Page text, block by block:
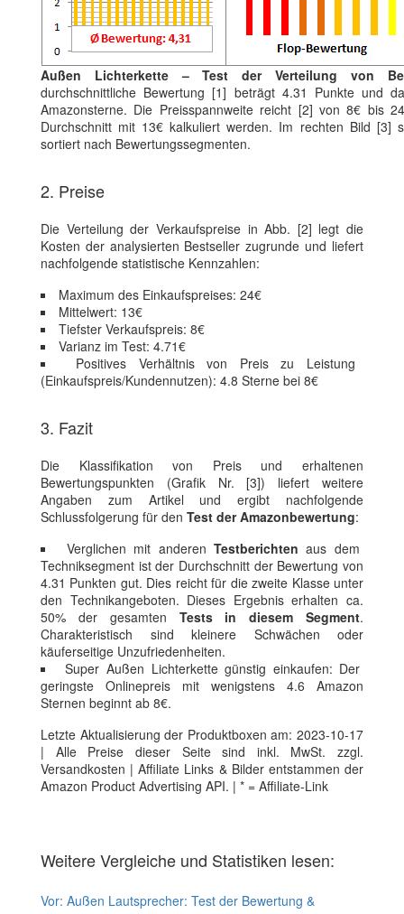
Außen Lichterkette – Test der Verteilung von
durchschnittliche Bewertung [1] beträgt 4.31 Punkte und
Amazonsterne. Die Preisspannweite reicht [2] von 8€ bis
Durchschnitt mit 13€ kalkuliert werden. Im rechten Bild [3]
sortiert nach Bewertungssegmenten.
2. Preise
Die Verteilung der Verkaufspreise in Abb. [2] legt die
Kosten der analysierten Bestseller zugrunde und liefert
nachfolgende statistische Kennzahlen:
Maximum des Einkaufspreises: 24€
Mittelwert: 13€
Tiefster Verkaufspreis: 8€
Varianz im Test: 4.71€
Positives Verhältnis von Preis zu Leistung
(Einkaufspreis/Kundennutzen): 4.8 Sterne bei 8€
3. Fazit
Die Klassifikation von Preis und erhaltenen
Bewertungspunkten (Grafik Nr. [3]) liefert weitere
Angaben zum Artikel und ergibt nachfolgende
Schlussfolgerung für den Test der Amazonbewertung:
Verglichen mit anderen Testberichten aus dem
Techniksegment ist der Durchschnitt der Bewertung von
4.31 Punkten gut. Dies reicht für die zweite Klasse unter
den Technikangeboten. Dieses Ergebnis erhalten ca.
50% der gesamten Tests in diesem Segment.
Charakteristisch sind kleinere Schwächen oder
käuferseitige Unzufriedenheiten.
Super Außen Lichterkette günstig einkaufen: Der
geringste Onlinepreis mit wenigstens 4.6 Amazon
Sternen beginnt ab 8€.
Letzte Aktualisierung der Produktboxen am: 2023-10-17
| Alle Preise dieser Seite sind inkl. MwSt. zzgl.
Versandkosten | Affiliate Links & Bilder entstammen der
Amazon Product Advertising API. | * = Affiliate-Link
Weitere Vergleiche und Statistiken lesen:
Vor: Außen Lautsprecher: Test der Bewertung &